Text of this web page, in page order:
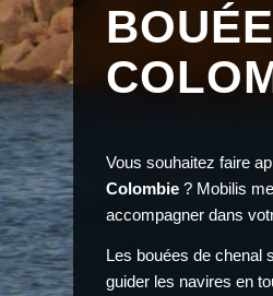
Vous souhaitez faire
Colombie ? Mobilis
accompagner dans
Les bouées de chenal
guider les navires en